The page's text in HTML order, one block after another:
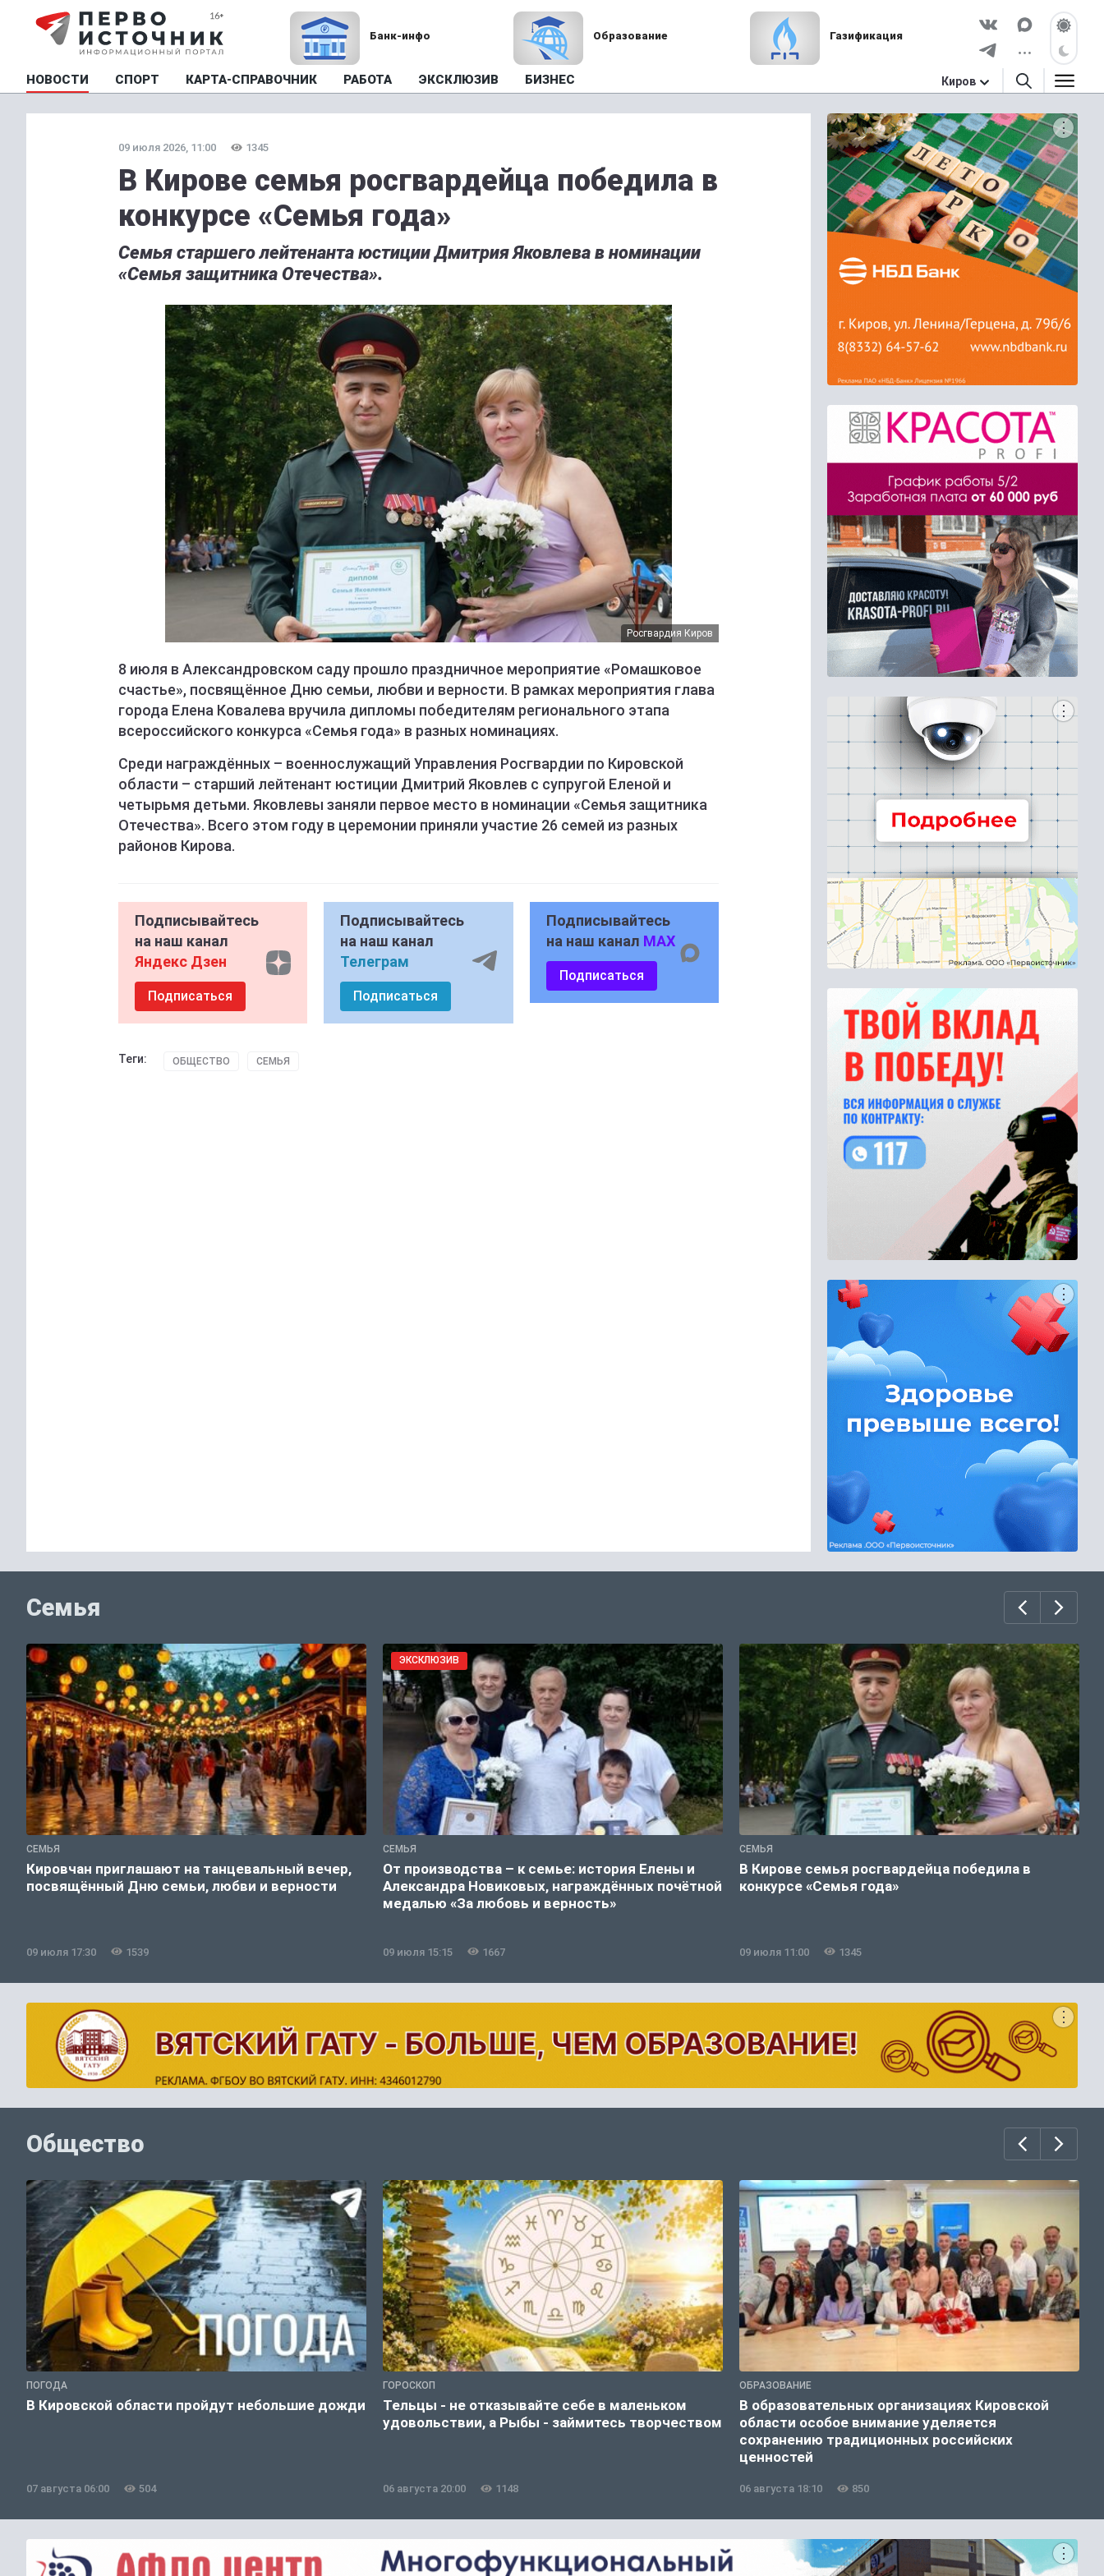
Банк-инфо Образование Газификация
НОВОСТИ СПОРТ КАРТА-СПРАВОЧНИК РАБОТА ЭКСКЛЮЗИВ БИЗНЕС Киров
09 июля 2026, 11:00 1345
В Кирове семья росгвардейца победила в
конкурсе «Семья года»
Семья старшего лейтенанта юстиции Дмитрия Яковлева в номинации
«Семья защитника Отечества».
Росгвардия Киров
8 июля в Александровском саду прошло праздничное мероприятие «Ромашковое
счастье», посвящённое Дню семьи, любви и верности. В рамках мероприятия глава
города Елена Ковалева вручила дипломы победителям регионального этапа
всероссийского конкурса «Семья года» в разных номинациях.
Среди награждённых – военнослужащий Управления Росгвардии по Кировской
области – старший лейтенант юстиции Дмитрий Яковлев с супругой Еленой и
четырьмя детьми. Яковлевы заняли первое место в номинации «Семья защитника
Отечества». Всего этом году в церемонии приняли участие 26 семей из разных
районов Кирова.
Подписывайтесь
на наш канал
Яндекс Дзен
Подписаться
Подписывайтесь
на наш канал
Телеграм
Подписаться
Подписывайтесь
на наш канал MAX
Подписаться
Теги: ОБЩЕСТВО СЕМЬЯ
Семья
СЕМЬЯ
Кировчан приглашают на танцевальный вечер,
посвящённый Дню семьи, любви и верности
09 июля 17:30 1539
ЭКСКЛЮЗИВ
СЕМЬЯ
От производства – к семье: история Елены и
Александра Новиковых, награждённых почётной
медалью «За любовь и верность»
09 июля 15:15 1667
СЕМЬЯ
В Кирове семья росгвардейца победила в
конкурсе «Семья года»
09 июля 11:00 1345
Общество
ПОГОДА
В Кировской области пройдут небольшие дожди
07 августа 06:00 504
ГОРОСКОП
Тельцы - не отказывайте себе в маленьком
удовольствии, а Рыбы - займитесь творчеством
06 августа 20:00 1148
ОБРАЗОВАНИЕ
В образовательных организациях Кировской
области особое внимание уделяется
сохранению традиционных российских
ценностей
06 августа 18:10 850